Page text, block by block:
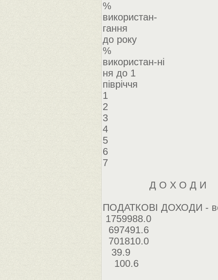
%
використан-
гання
до року
%
використан-ні
ня до 1
півріччя
1
2
3
4
5
6
7
Д О Х О Д И
ПОДАТКОВІ ДОХОДИ -
1759988.0
697491.6
701810.0
39.9
100.6